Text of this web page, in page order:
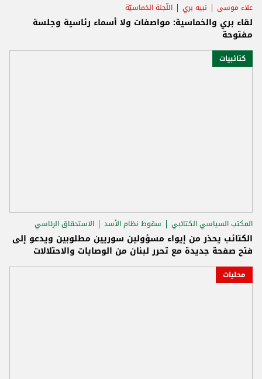
علاء موسى نبيه بري اللّجنة الخماسيّة
لقاء بري والخماسية: مواصفات ولا أسماء رئاسية وجلسة
مفتوحة
كتائبيات
المكتب السياسي الكتائبي سقوط نظام الأسد الاستحقاق الرئاسي
الكتائب يحذر من إيواء مسؤولين سوريين مطلوبين ويدعو إلى
فتح صفحة جديدة مع تحرر لبنان من الوصايات والاحتلالات
محليات